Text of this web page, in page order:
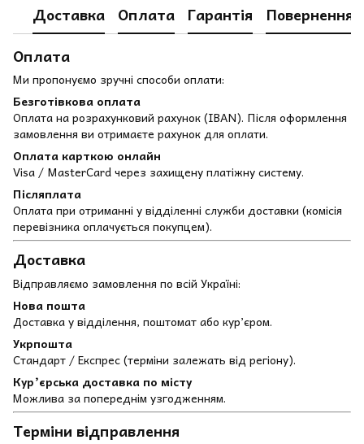
Доставка Оплата Гарантія
Повернення
Оплата
Ми пропонуємо зручні способи оплати:
Безготівкова оплата
Оплата на розрахунковий рахунок (IBAN). Після оформлення
замовлення ви отримаєте рахунок для оплати.
Оплата карткою онлайн
Visa / MasterCard через захищену платіжну систему.
Післяплата
Оплата при отриманні у відділенні служби доставки (комісія
перевізника оплачується покупцем).
Доставка
Відправляємо замовлення по всій Україні:
Нова пошта
Доставка у відділення, поштомат або кур’єром.
Укрпошта
Стандарт / Експрес (терміни залежать від регіону).
Кур’єрська доставка по місту
Можлива за попереднім узгодженням.
Терміни відправлення